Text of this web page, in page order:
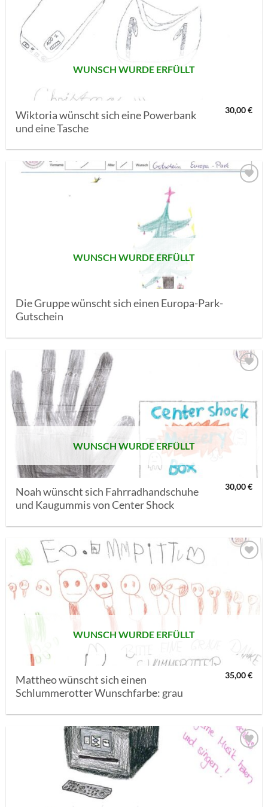
WUNSCH WURDE ERFÜLLT
Wiktoria wünscht sich eine Powerbank
und eine Tasche
30,00€
WUNSCH WURDE ERFÜLLT
Die Gruppe wünscht sich einen Europa-Park-
Gutschein
SETZEN
WUNSCH WURDE ERFÜLLT
Noah wünscht sich Fahrradhandschuhe
und Kaugummis von Center Shock
30,00€
SETZEN
WUNSCH WURDE ERFÜLLT
Mattheo wünscht sich einen
Schlummerotter Wunschfarbe: grau
35,00€
AUF MEINE
MERKLISTE
SETZEN